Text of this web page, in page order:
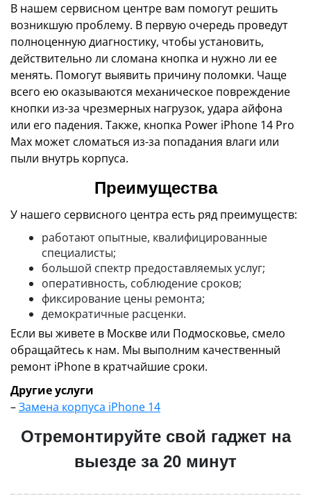
В нашем сервисном центре вам помогут решить
возникшую проблему. В первую очередь проведут
полноценную диагностику, чтобы установить,
действительно ли сломана кнопка и нужно ли ее
менять. Помогут выявить причину поломки. Чаще
всего ею оказываются механическое повреждение
кнопки из-за чрезмерных нагрузок, удара айфона
или его падения. Также, кнопка Power iPhone 14 Pro
Max может сломаться из-за попадания влаги или
пыли внутрь корпуса.
Преимущества
У нашего сервисного центра есть ряд преимуществ:
работают опытные, квалифицированные
специалисты;
большой спектр предоставляемых услуг;
оперативность, соблюдение сроков;
фиксирование цены ремонта;
демократичные расценки.
Если вы живете в Москве или Подмосковье, смело
обращайтесь к нам. Мы выполним качественный
ремонт iPhone в кратчайшие сроки.
Другие услуги
–Замена корпуса iPhone 14
Отремонтируйте свой гаджет на
выезде за 20 минут